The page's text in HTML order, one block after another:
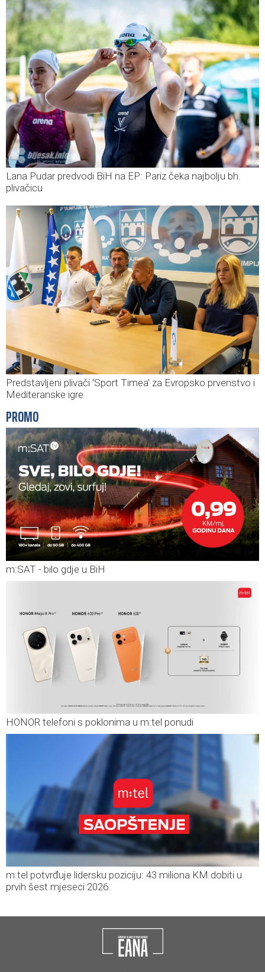
Lana Pudar predvodi BiH na EP: Pariz čeka najbolju bh.
plivačicu
Predstavljeni plivači 'Sport Timea' za Evropsko prvenstvo i
Mediteranske igre
PROMO
m:SAT - bilo gdje u BiH
HONOR telefoni s poklonima u m:tel ponudi
m:tel potvrđuje lidersku poziciju: 43 miliona KM dobiti u
prvih šest mjeseci 2026.